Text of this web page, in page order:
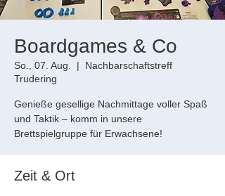
Boardgames & Co
So., 07. Aug.
  |
Nachbarschaftstreff
Trudering
Genieße gesellige Nachmittage voller Spaß
und Taktik – komm in unsere
Brettspielgruppe für Erwachsene!
Zeit & Ort